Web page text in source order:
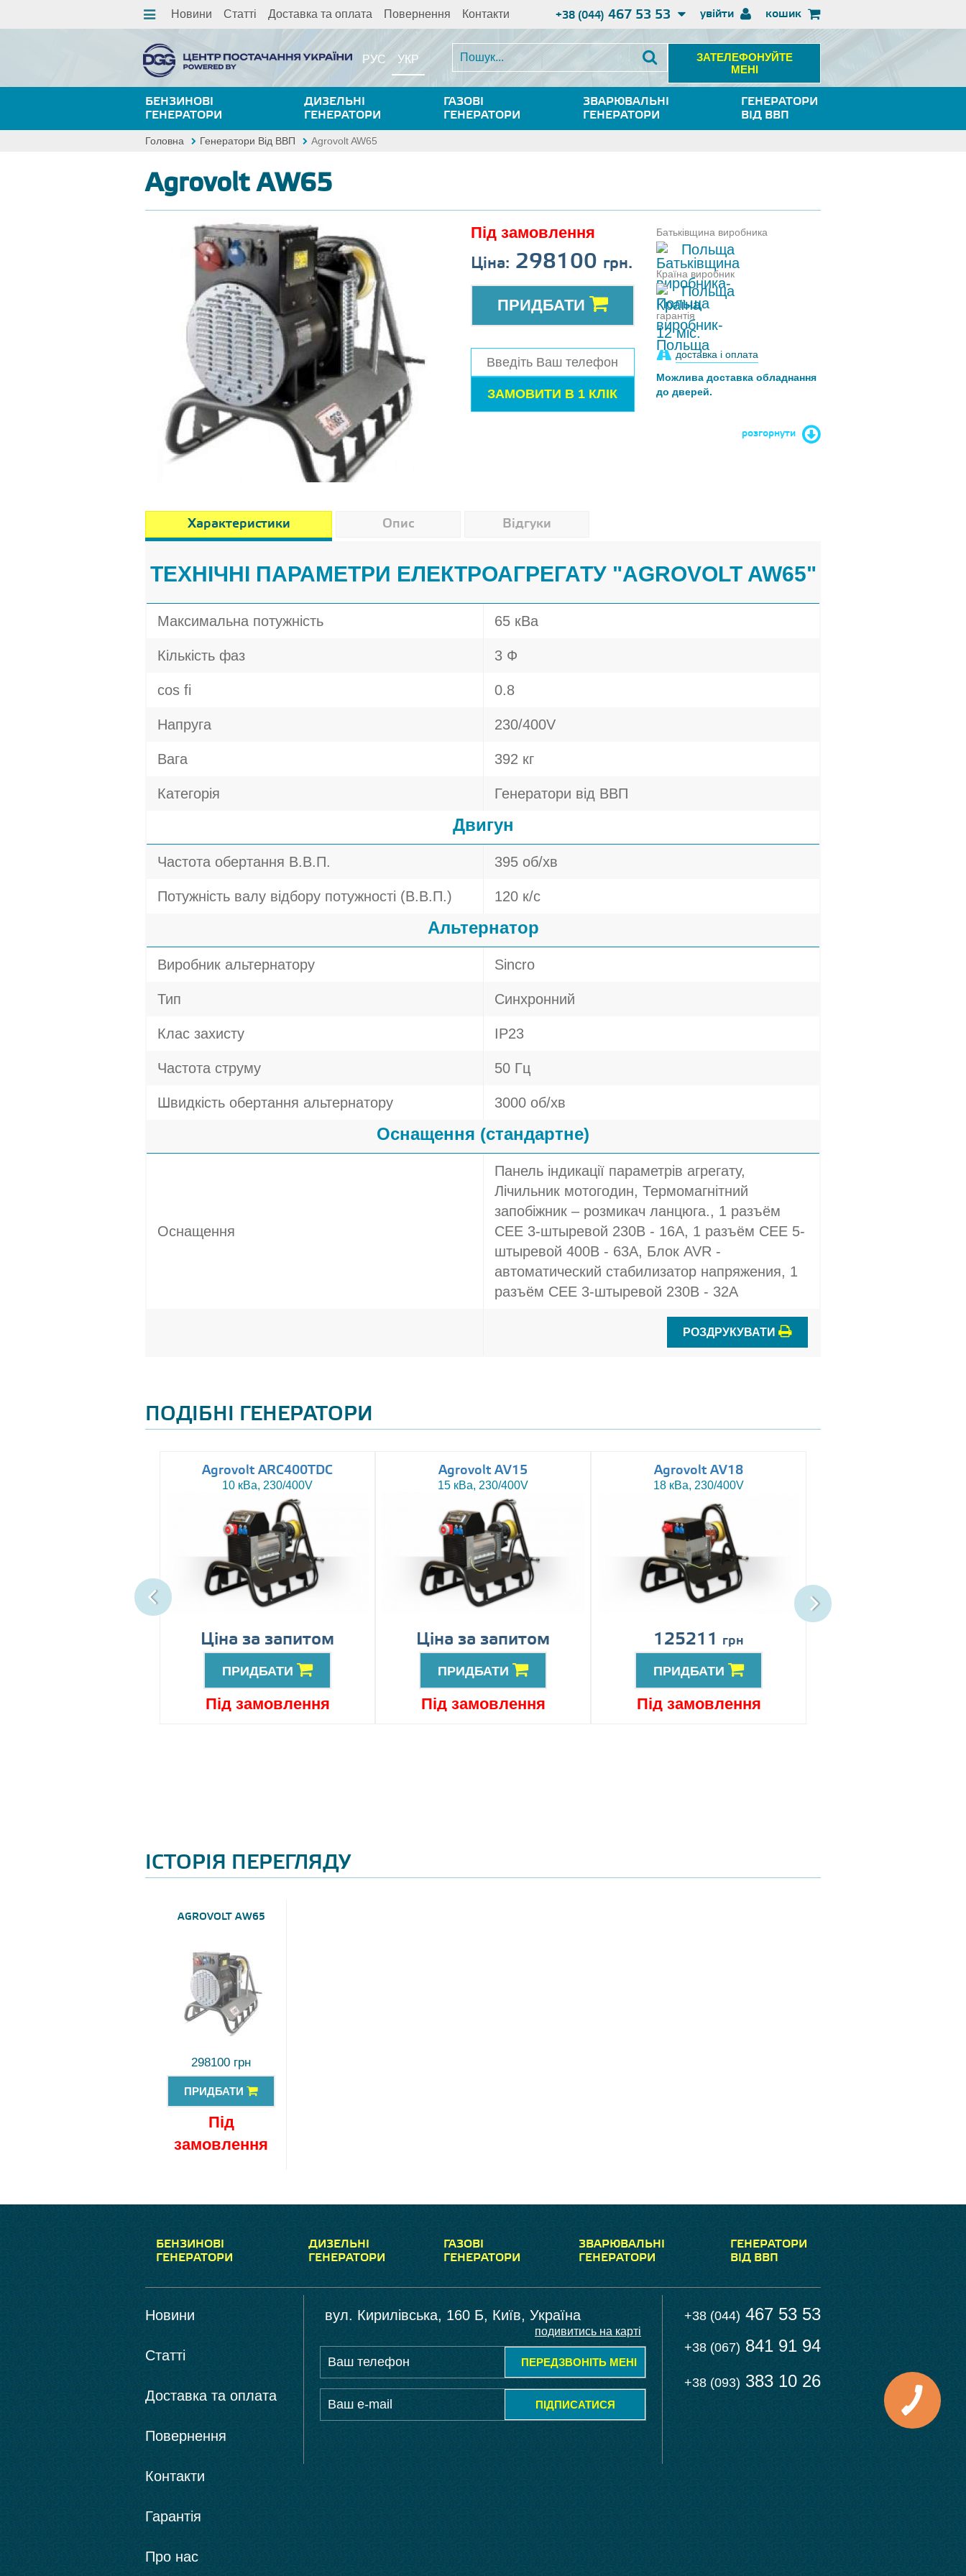
Новини Статті Доставка та оплата Повернення Контакти увійти
+38 (044) 467 53 53 кошик
РУС УКР
ЗАТЕЛЕФОНУЙТЕ
МЕНІ
БЕНЗИНОВІ
ГЕНЕРАТОРИ
ДИЗЕЛЬНІ
ГЕНЕРАТОРИ
ГАЗОВІ
ГЕНЕРАТОРИ
ЗВАРЮВАЛЬНІ
ГЕНЕРАТОРИ
ГЕНЕРАТОРИ
ВІД ВВП
Головна Генератори Від ВВП Agrovolt AW65
Agrovolt AW65
Під замовлення
Ціна: 298100 грн.
ПРИДБАТИ
Батьківщина виробника
Польща
Країна виробник
Польща
гарантія
12 міс.
доставка і оплата
Можлива доставка обладнання
до дверей.
розгорнути
Характеристики Опис Відгуки
ТЕХНІЧНІ ПАРАМЕТРИ ЕЛЕКТРОАГРЕГАТУ "AGROVOLT AW65"
Максимальна потужність 65 кВа
Кількість фаз 3 Ф
cos fi 0.8
Напруга 230/400V
Вага 392 кг
Категорія Генератори від ВВП
Двигун
Частота обертання В.В.П. 395 об/хв
Потужність валу відбору потужності (В.В.П.) 120 к/с
Альтернатор
Виробник альтернатору Sincro
Тип Синхронний
Клас захисту IP23
Частота струму 50 Гц
Швидкість обертання альтернатору 3000 об/хв
Оснащення (стандартне)
Оснащення
Панель індикації параметрів агрегату,
Лічильник мотогодин, Термомагнітний
запобіжник – розмикач ланцюга., 1 разъём
CEE 3-штыревой 230В - 16A, 1 разъём CEE 5-
штыревой 400В - 63A, Блок AVR -
автоматический стабилизатор напряжения, 1
разъём CEE 3-штыревой 230В - 32A
РОЗДРУКУВАТИ
ПОДІБНІ ГЕНЕРАТОРИ
Agrovolt ARC400TDC
10 кВа, 230/400V
Ціна за запитом
ПРИДБАТИ
Під замовлення
Agrovolt AV15
15 кВа, 230/400V
Ціна за запитом
ПРИДБАТИ
Під замовлення
Agrovolt AV18
18 кВа, 230/400V
125211 грн
ПРИДБАТИ
Під замовлення
ІСТОРІЯ ПЕРЕГЛЯДУ
AGROVOLT AW65
298100 грн
ПРИДБАТИ
Під
замовлення
БЕНЗИНОВІ
ГЕНЕРАТОРИ
ДИЗЕЛЬНІ
ГЕНЕРАТОРИ
ГАЗОВІ
ГЕНЕРАТОРИ
ЗВАРЮВАЛЬНІ
ГЕНЕРАТОРИ
ГЕНЕРАТОРИ
ВІД ВВП
Новини
Статті
Доставка та оплата
Повернення
Контакти
Гарантія
Про нас
вул. Кирилівська, 160 Б, Київ, Україна
подивитись на карті
ПЕРЕДЗВОНІТЬ МЕНІ
ПІДПИСАТИСЯ
+38 (044) 467 53 53
+38 (067) 841 91 94
+38 (093) 383 10 26